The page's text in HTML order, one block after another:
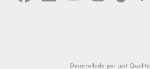
Desarrollado por Just Quality